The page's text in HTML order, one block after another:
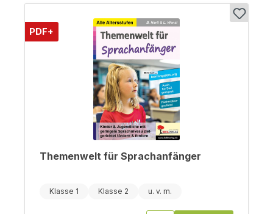
PDF+
Themenwelt für Sprachanfänger
Klasse 1 Klasse 2